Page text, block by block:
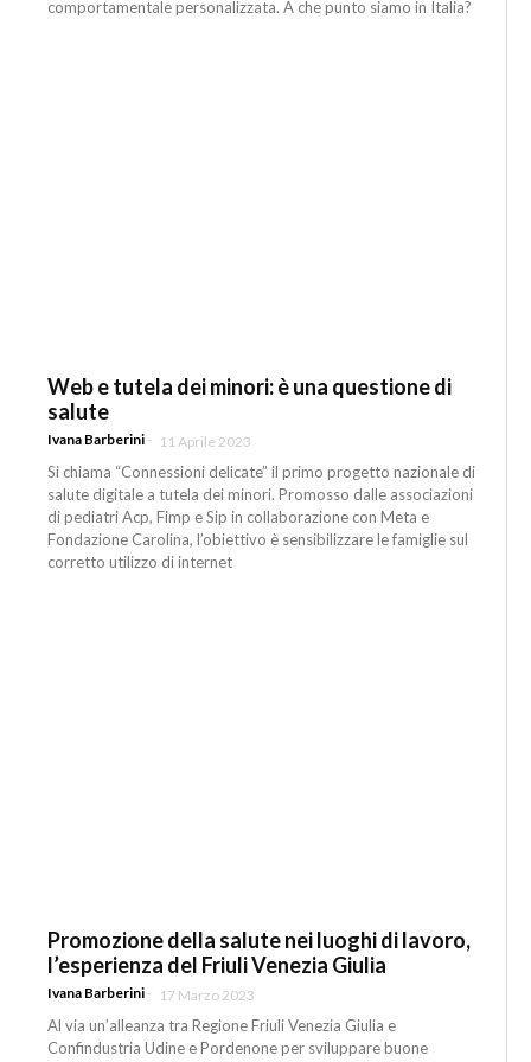
comportamentale personalizzata. A che punto siamo in Italia?
Web e tutela dei minori: è una questione di
salute
Ivana Barberini - 11 Aprile 2023
Si chiama “Connessioni delicate” il primo progetto nazionale di
salute digitale a tutela dei minori. Promosso dalle associazioni
di pediatri Acp, Fimp e Sip in collaborazione con Meta e
Fondazione Carolina, l’obiettivo è sensibilizzare le famiglie sul
corretto utilizzo di internet
Promozione della salute nei luoghi di lavoro,
l’esperienza del Friuli Venezia Giulia
Ivana Barberini - 17 Marzo 2023
Al via un’alleanza tra Regione Friuli Venezia Giulia e
Confindustria Udine e Pordenone per sviluppare buone